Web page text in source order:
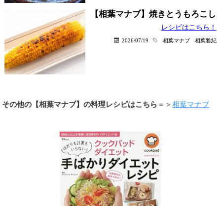
【相葉マナブ】焼きとうもろこし
レシピはこちら！
2026/07/19 相葉マナブ 相葉雅紀
その他の【相葉マナブ】の料理レシピはこちら ＝＞相葉マナブ